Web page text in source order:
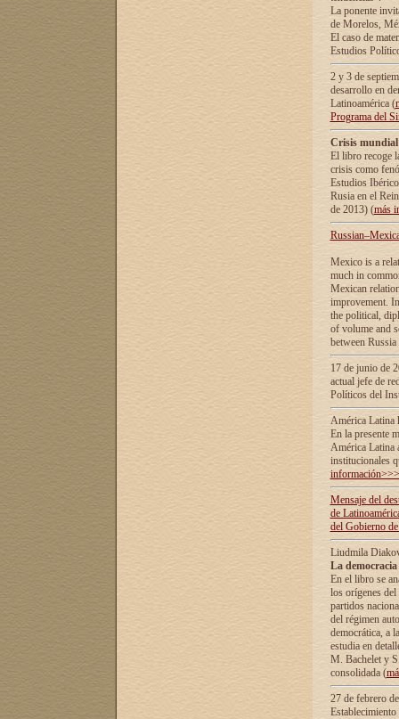
La ponente
de Morelos,
El caso de
Estudios
2 y 3 de
desarrollo en
Latinoamérica (
Programa del
Crisis
El libro recoge
crisis como
Estudios
Rusia en el
de 2013) (más
Mexico is a
much in
Mexican
improvement.
the political,
of volume and
between
17 de junio de
actual jefe de
Políticos del
América Latina
En la presente
América Latina
institucionales
información>>>
Mensaje del
de
del Gobierno
Liudmila
La
En el libro se
los orígenes
partidos
del régimen
democrática, а
estudia en
М. Bachelet у
consolidada (
27 de febrero